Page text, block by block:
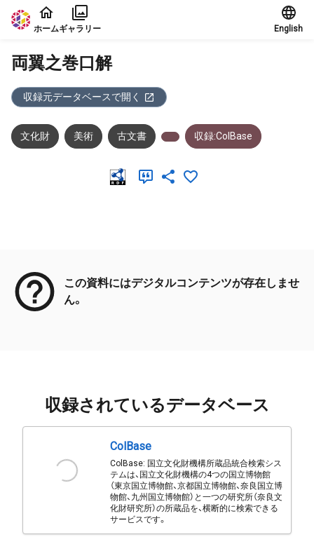
本文に飛ぶ
ホームギャラリー English
両翼之巻口解
収録元データベースで開く
文化財 美術 古文書 収録:ColBase
この資料にはデジタルコンテンツが存在しませ
ん。
収録されているデータベース
ColBase
ColBase: 国立文化財機構所蔵品統合検索シス
テムは、国立文化財機構の4つの国立博物館
（東京国立博物館、京都国立博物館、奈良国立博
物館、九州国立博物館）と一つの研究所（奈良文
化財研究所）の所蔵品を、横断的に検索できる
サービスです。